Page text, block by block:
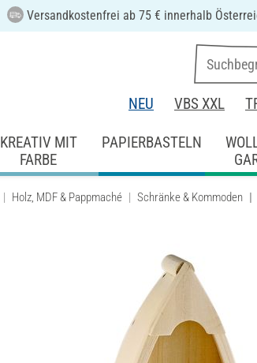
Versandkostenfrei ab 75 € innerhalb
NEU VBS XXL
KREATIV MIT
FARBE
PAPIERBASTELN
Holz, MDF & Pappmaché Schränke & Kommoden